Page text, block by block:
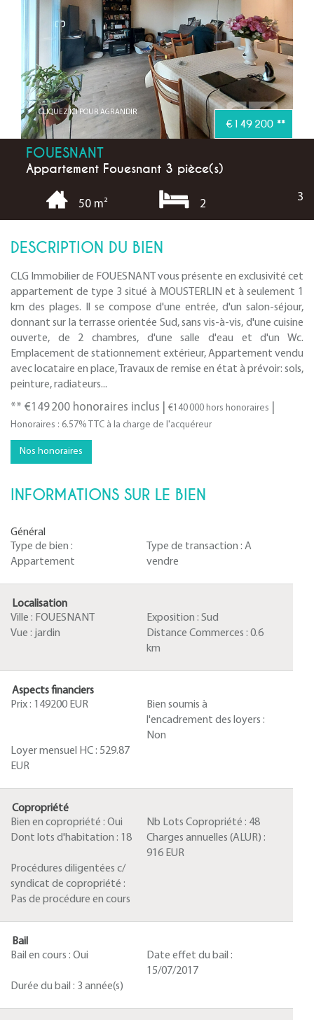
CLIQUEZ ICI POUR AGRANDIR
€149 200 **
FOUESNANT
Appartement Fouesnant 3 pièce(s)
50 m² 2
3
DESCRIPTION DU BIEN
CLG Immobilier de FOUESNANT vous présente en exclusivité cet
appartement de type 3 situé à MOUSTERLIN et à seulement 1
km des plages. Il se compose d'une entrée, d'un salon-séjour,
donnant sur la terrasse orientée Sud, sans vis-à-vis, d'une cuisine
ouverte, de 2 chambres, d'une salle d'eau et d'un Wc.
Emplacement de stationnement extérieur, Appartement vendu
avec locataire en place, Travaux de remise en état à prévoir: sols,
peinture, radiateurs...
** €149 200 honoraires inclus €140 000 hors honoraires
Honoraires : 6.57% TTC à la charge de l'acquéreur
Nos honoraires
INFORMATIONS SUR LE BIEN
Général
Type de bien :
Appartement
Type de transaction : A
vendre
Localisation
Ville : FOUESNANT Exposition : Sud
Vue : jardin Distance Commerces : 0.6
km
Aspects financiers
Prix : 149200 EUR
Bien soumis à
l'encadrement des loyers :
Non
Loyer mensuel HC : 529.87
EUR
Copropriété
Bien en copropriété : Oui Nb Lots Copropriété : 48
Dont lots d'habitation : 18
Charges annuelles (ALUR) :
916 EUR
Procédures diligentées c/
syndicat de copropriété :
Pas de procédure en cours
Bail
Bail en cours : Oui
Date effet du bail :
15/07/2017
Durée du bail : 3 année(s)